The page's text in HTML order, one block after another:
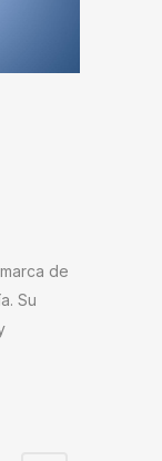
de
Su